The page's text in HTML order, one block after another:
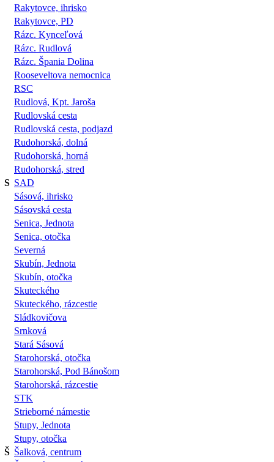
Rakytovce, ihrisko
Rakytovce, PD
Rázc. Kynceľová
Rázc. Rudlová
Rázc. Špania Dolina
Rooseveltova nemocnica
RSC
Rudlová, Kpt. Jaroša
Rudlovská cesta
Rudlovská cesta, podjazd
Rudohorská, dolná
Rudohorská, horná
Rudohorská, stred
S SAD
Sásová, ihrisko
Sásovská cesta
Senica, Jednota
Senica, otočka
Severná
Skubín, Jednota
Skubín, otočka
Skuteckého
Skuteckého, rázcestie
Sládkovičova
Srnková
Stará Sásová
Starohorská, otočka
Starohorská, Pod Bánošom
Starohorská, rázcestie
STK
Strieborné námestie
Stupy, Jednota
Stupy, otočka
Š Šalková, centrum